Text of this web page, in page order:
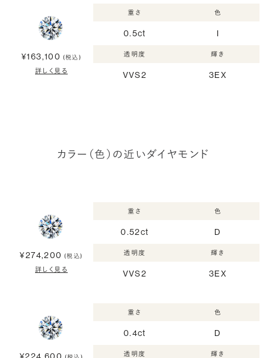
¥163,100 (税込)
詳しく見る
重さ
0.5ct
色
I
透明度
VVS2
輝き
3EX
カラー（色）の近いダイヤモンド
¥274,200 (税込)
詳しく見る
重さ
0.52ct
色
D
透明度
VVS2
輝き
3EX
重さ
0.4ct
色
D
透明度 輝き